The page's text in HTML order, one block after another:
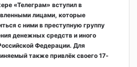
«Телеграм» вступил в
лицами, которые
с ними в преступную группу
денежных средств и иного
Федерации. Для
также привлёк своего 17-